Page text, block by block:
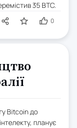
35 BTC.
0
Bitcoin до
планує